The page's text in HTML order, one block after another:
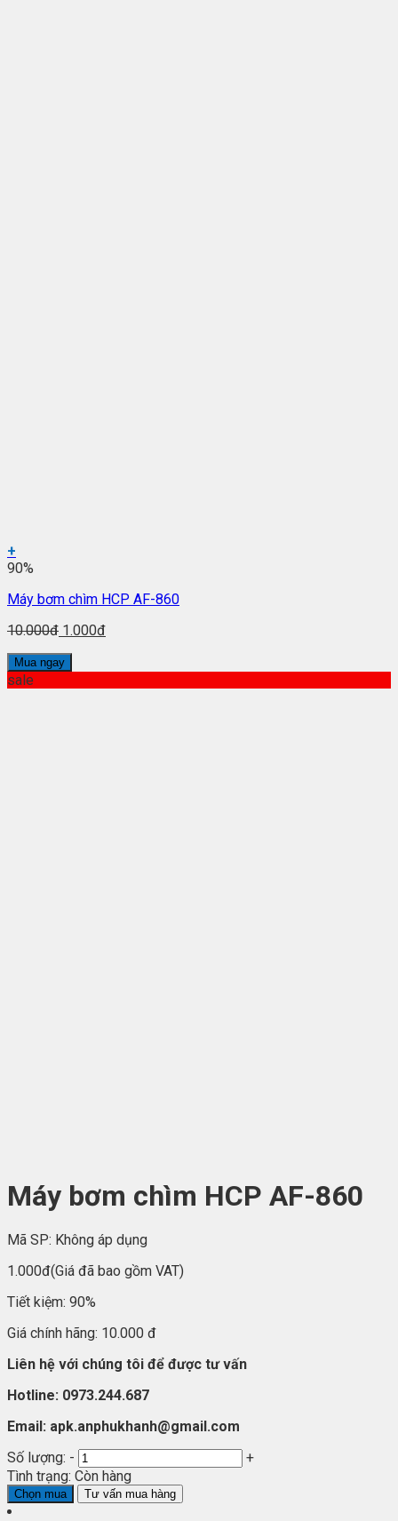
+
90%
Máy bơm chìm HCP AF-860
10.000đ 1.000đ
Mua ngay
sale
Máy bơm chìm HCP AF-860
Mã SP: Không áp dụng
1.000đ(Giá đã bao gồm VAT)
Tiết kiệm: 90%
Giá chính hãng: 10.000 đ
Liên hệ với chúng tôi để được tư vấn
Hotline: 0973.244.687
Email: apk.anphukhanh@gmail.com
Số lượng: -
+
Tình trạng: Còn hàng
Chọn mua Tư vấn mua hàng